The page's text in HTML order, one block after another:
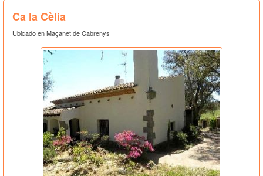
Ca la Cèlia
Ubicado en Maçanet de Cabrenys